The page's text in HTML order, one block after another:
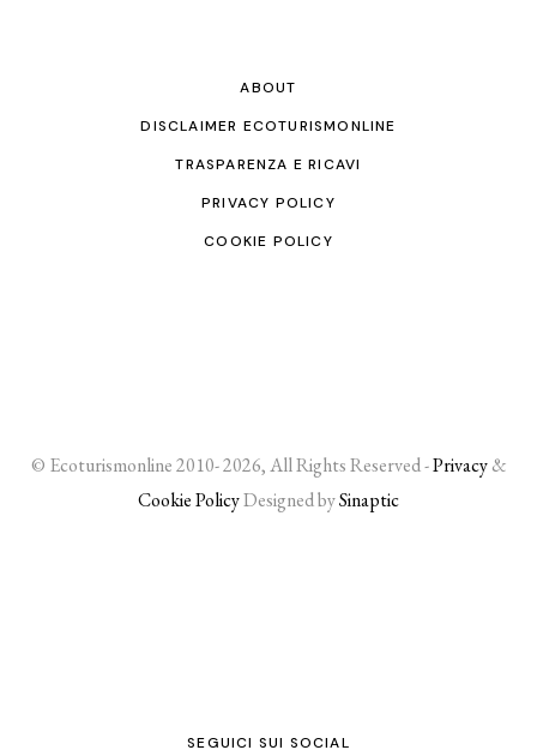
ABOUT
DISCLAIMER ECOTURISMONLINE
TRASPARENZA E RICAVI
PRIVACY POLICY
COOKIE POLICY
© Ecoturismonline 2010- 2026, All Rights Reserved -Privacy&
Cookie PolicyDesigned bySinaptic
SEGUICI SUI SOCIAL